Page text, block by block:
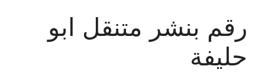
رقم بنشر متنقل ابو
حليفة